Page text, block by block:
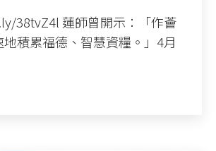
38tvZ4l 蓮師曾開示：「作薈
積累福德、智慧資糧。」4月